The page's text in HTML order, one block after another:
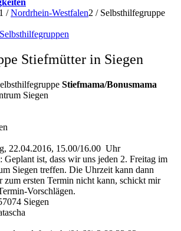
1 / Nordrhein-Westfalen2 / Selbsthilfegruppe
Selbsthilfegruppen
Stiefmütter in Siegen
Stiefmama/Bonusmama
Siegen
22.04.2016, 15.00/16.00 Uhr
: Geplant ist, dass wir uns jeden 2. Freitag im
Siegen treffen. Die Uhrzeit kann dann
zum ersten Termin nicht kann, schickt mir
Vorschlägen.
Siegen